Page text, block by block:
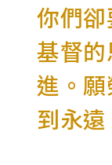
你們
基督
進。
到永遠